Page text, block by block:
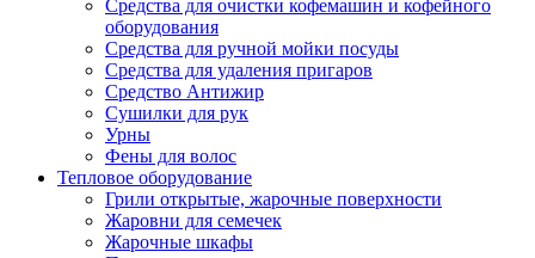
Средства для очистки кофемашин и кофейного
оборудования
Средства для ручной мойки посуды
Средства для удаления пригаров
Средство Антижир
Сушилки для рук
Урны
Фены для волос
Тепловое оборудование
Грили открытые, жарочные поверхности
Жаровни для семечек
Жарочные шкафы